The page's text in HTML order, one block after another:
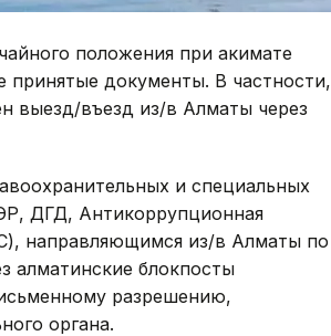
положения при акимате
принятые документы. В частности,
выезд/въезд из/в Алматы через
и специальных
ДГД, Антикоррупционная
направляющимся из/в Алматы по
алматинские блокпосты
разрешению,
органа.